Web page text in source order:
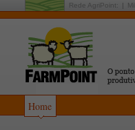
Rede AgriPoint:
Home